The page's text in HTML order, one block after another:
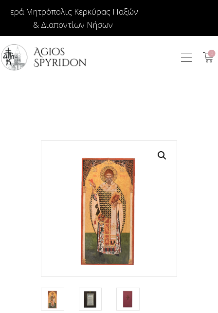
Ιερά Μητρόπολις Κερκύρας Παξών
& Διαποντίων Νήσων
0
ΙΕΡΑΤΙΚΑ
ΕΙΔΗ ΔΩΡΩΝ –
ΣΠΙΤΙΟΥ
ΤΑΜΑΤΑ
ΑΡΘΡΟΓΡΑΦΙΑ